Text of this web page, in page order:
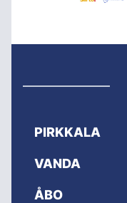
PIRKKALA
VANDA
ÅBO